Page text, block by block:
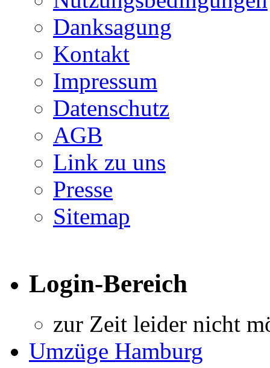
Danksagung
Kontakt
Impressum
Datenschutz
AGB
Link zu uns
Presse
Sitemap
Login-Bereich
zur Zeit leider nicht
Umzüge Hamburg